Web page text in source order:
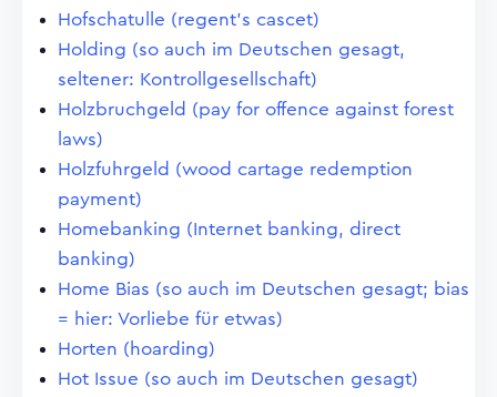
Hofschatulle (regent's cascet)
Holding (so auch im Deutschen gesagt,
seltener: Kontrollgesellschaft)
Holzbruchgeld (pay for offence against forest
laws)
Holzfuhrgeld (wood cartage redemption
payment)
Homebanking (Internet banking, direct
banking)
Home Bias (so auch im Deutschen gesagt; bias
= hier: Vorliebe für etwas)
Horten (hoarding)
Hot Issue (so auch im Deutschen gesagt)